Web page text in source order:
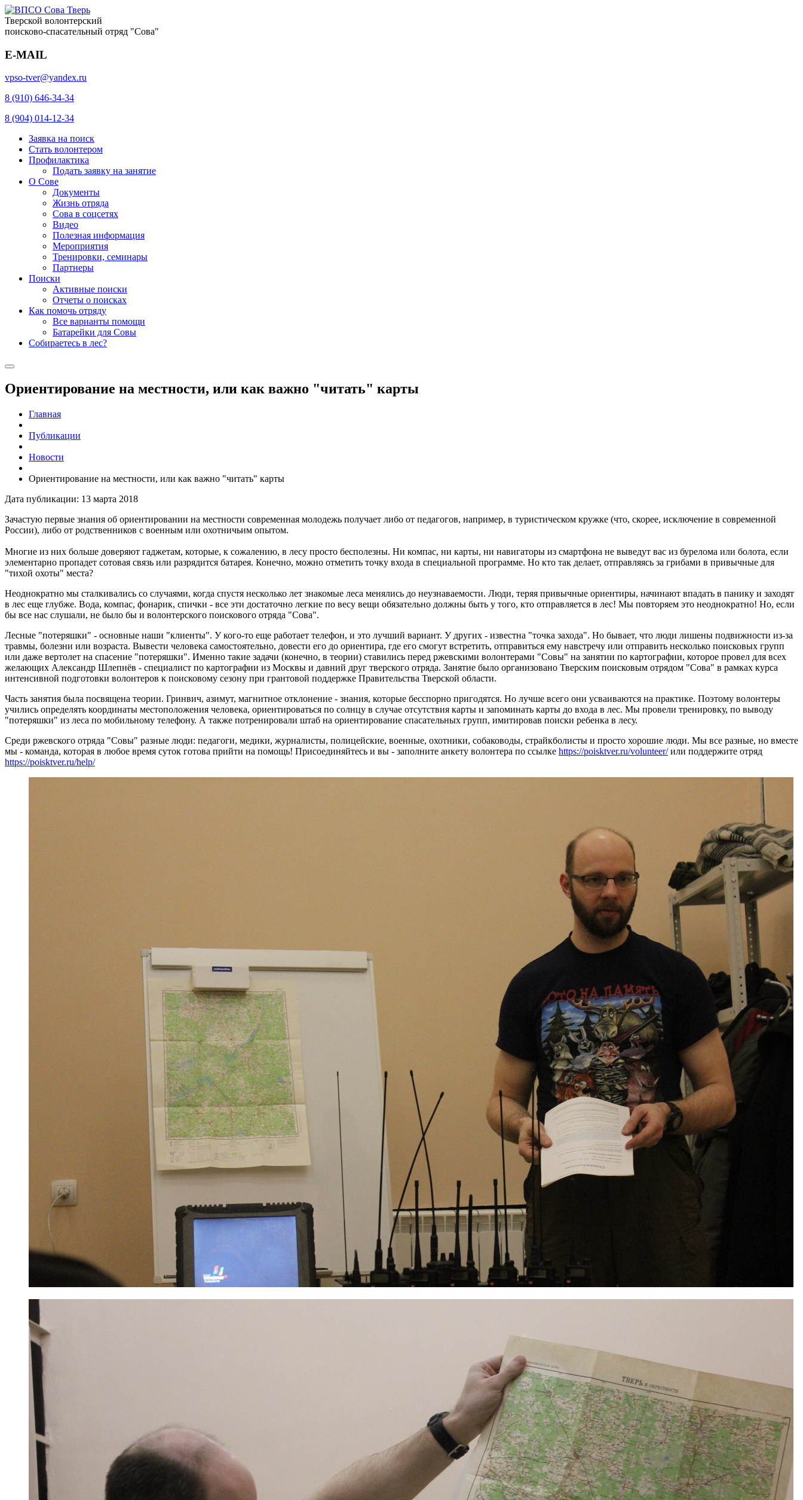
Тверской волонтерский
поисково-спасательный отряд "Сова"
E-MAIL
vpso-tver@yandex.ru
8 (910) 646-34-34
8 (904) 014-12-34
Заявка на поиск
Стать волонтером
Профилактика
Подать заявку на занятие
О Сове
Документы
Жизнь отряда
Сова в соцсетях
Видео
Полезная информация
Мероприятия
Тренировки, семинары
Партнеры
Поиски
Активные поиски
Отчеты о поисках
Как помочь отряду
Все варианты помощи
Батарейки для Совы
Собираетесь в лес?
Ориентирование на местности, или как важно "читать" карты
Главная
Публикации
Новости
Ориентирование на местности, или как важно "читать" карты
Дата публикации: 13 марта 2018
Зачастую первые знания об ориентировании на местности современная молодежь получает либо от педагогов, например, в туристическом кружке (что, скорее, исключение в современной
России), либо от родственников с военным или охотничьим опытом.
Многие из них больше доверяют гаджетам, которые, к сожалению, в лесу просто бесполезны. Ни компас, ни карты, ни навигаторы из смартфона не выведут вас из бурелома или болота, если
элементарно пропадет сотовая связь или разрядится батарея. Конечно, можно отметить точку входа в специальной программе. Но кто так делает, отправляясь за грибами в привычные для
"тихой охоты" места?
Неоднократно мы сталкивались со случаями, когда спустя несколько лет знакомые леса менялись до неузнаваемости. Люди, теряя привычные ориентиры, начинают впадать в панику и заходят
в лес еще глубже. Вода, компас, фонарик, спички - все эти достаточно легкие по весу вещи обязательно должны быть у того, кто отправляется в лес! Мы повторяем это неоднократно! Но, если
бы все нас слушали, не было бы и волонтерского поискового отряда "Сова".
Лесные "потеряшки" - основные наши "клиенты". У кого-то еще работает телефон, и это лучший вариант. У других - известна "точка захода". Но бывает, что люди лишены подвижности из-за
травмы, болезни или возраста. Вывести человека самостоятельно, довести его до ориентира, где его смогут встретить, отправиться ему навстречу или отправить несколько поисковых групп
или даже вертолет на спасение "потеряшки". Именно такие задачи (конечно, в теории) ставились перед ржевскими волонтерами "Совы" на занятии по картографии, которое провел для всех
желающих Александр Шлепнёв - специалист по картографии из Москвы и давний друг тверского отряда. Занятие было организовано Тверским поисковым отрядом "Сова" в рамках курса
интенсивной подготовки волонтеров к поисковому сезону при грантовой поддержке Правительства Тверской области.
Часть занятия была посвящена теории. Гринвич, азимут, магнитное отклонение - знания, которые бесспорно пригодятся. Но лучше всего они усваиваются на практике. Поэтому волонтеры
учились определять координаты местоположения человека, ориентироваться по солнцу в случае отсутствия карты и запоминать карты до входа в лес. Мы провели тренировку, по выводу
"потеряшки" из леса по мобильному телефону. А также потренировали штаб на ориентирование спасательных групп, имитировав поиски ребенка в лесу.
Среди ржевского отряда "Совы" разные люди: педагоги, медики, журналисты, полицейские, военные, охотники, собаководы, страйкболисты и просто хорошие люди. Мы все разные, но вместе
мы - команда, которая в любое время суток готова прийти на помощь! Присоединяйтесь и вы - заполните анкету волонтера по ссылке https://poisktver.ru/volunteer/или поддержите отряд
https://poisktver.ru/help/